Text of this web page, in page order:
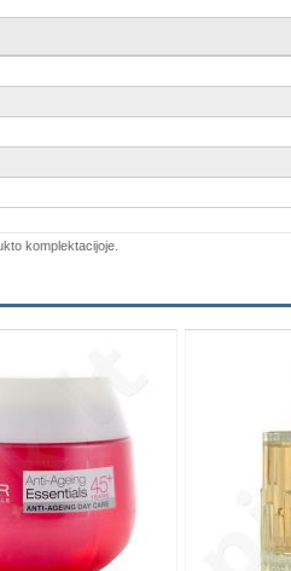
komplektacijoje.